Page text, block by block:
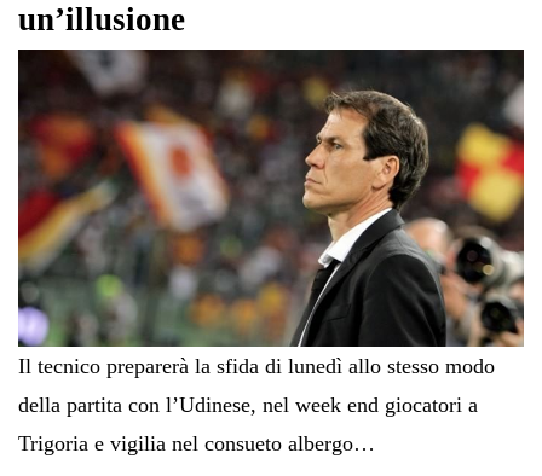
un’illusione
Il tecnico preparerà la sfida di lunedì allo stesso modo
della partita con l’Udinese, nel week end giocatori a
Trigoria e vigilia nel consueto albergo…